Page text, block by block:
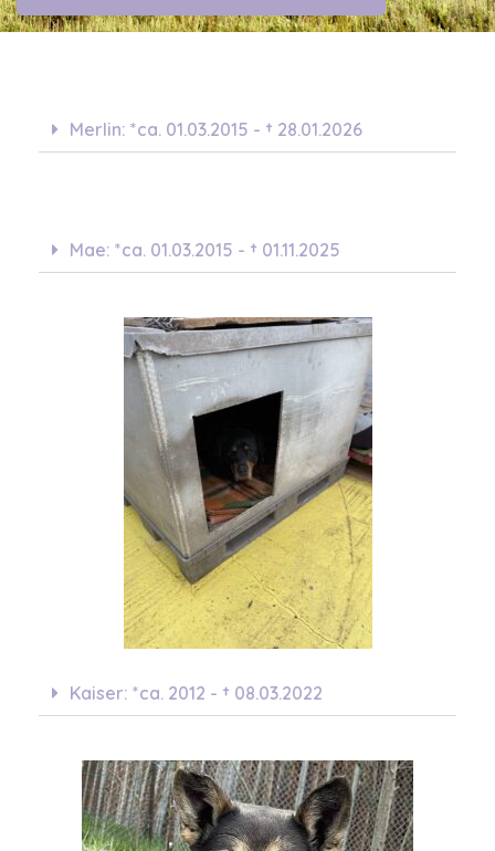
Merlin: *ca. 01.03.2015 - † 28.01.2026
Mae: *ca. 01.03.2015 - † 01.11.2025
Kaiser: *ca. 2012 - † 08.03.2022